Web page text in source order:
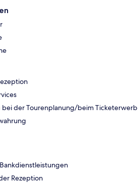
bei der Tourenplanung/beim Ticketerwerb
Rezeption